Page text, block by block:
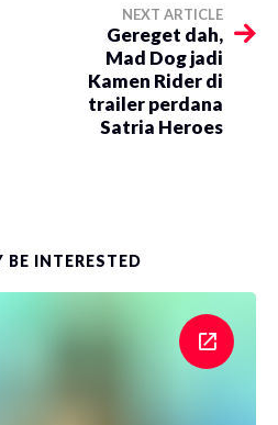
NEXT ARTICLE
Gereget dah,
Mad Dog jadi
Kamen Rider di
trailer perdana
Satria Heroes
BE INTERESTED